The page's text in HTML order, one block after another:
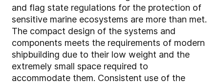
and flag state regulations for the protection of
sensitive marine ecosystems are more than met.
The compact design of the systems and
components meets the requirements of modern
shipbuilding due to their low weight and the
extremely small space required to
accommodate them. Consistent use of the